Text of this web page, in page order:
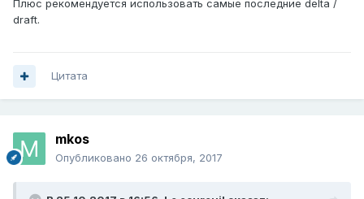
туннеле, если Nailed-Up стоит и на сервере и на клиенте,
то в системном мониторе Время смены ключей, Фаза 1 /
Время смены ключа Фаза 1 отображается корректно до
Плюс рекомендуется использовать самые последние delta /
draft.
Цитата
mkos
Опубликовано 26 октября, 2017